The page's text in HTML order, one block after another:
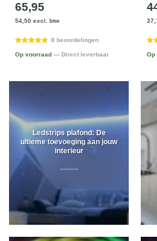
65,95
54,50 excl. btw
8 beoordelingen
Op voorraad — Direct leverbaar Op
Ledstrips plafond: De
ultieme toevoeging aan jouw
interieur